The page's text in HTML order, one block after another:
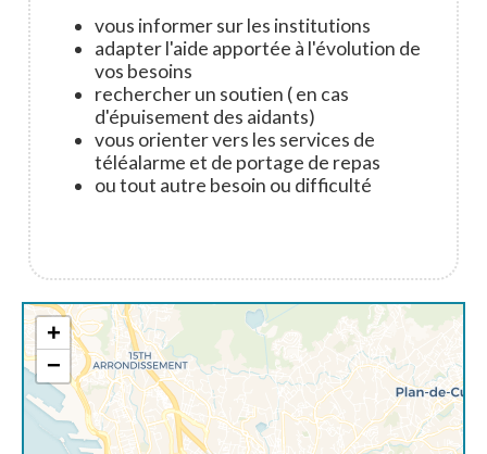
vous informer sur les institutions
adapter l'aide apportée à l'évolution de
vos besoins
rechercher un soutien ( en cas
d'épuisement des aidants)
vous orienter vers les services de
téléalarme et de portage de repas
ou tout autre besoin ou difficulté
+
−